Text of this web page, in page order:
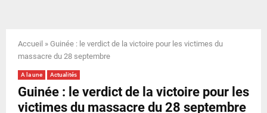
N
U
Accueil » Guinée : le verdict de la victoire pour les victimes du
massacre du 28 septembre
A la une Actualités
Guinée : le verdict de la victoire pour les
victimes du massacre du 28 septembre